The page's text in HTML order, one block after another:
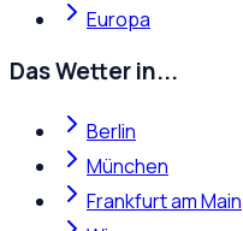
Europa
Das Wetter in...
Berlin
München
Frankfurt am Main